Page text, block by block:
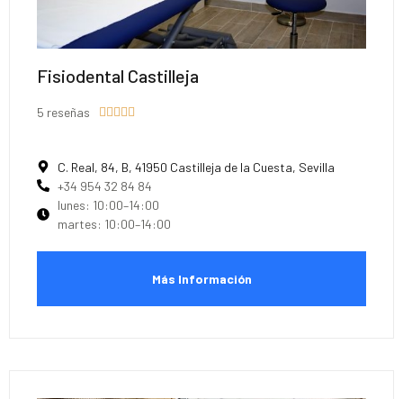
Fisiodental Castilleja
5 reseñas     
C. Real, 84, B, 41950 Castilleja de la Cuesta, Sevilla
+34 954 32 84 84
lunes: 10:00–14:00
martes: 10:00–14:00
Más Información